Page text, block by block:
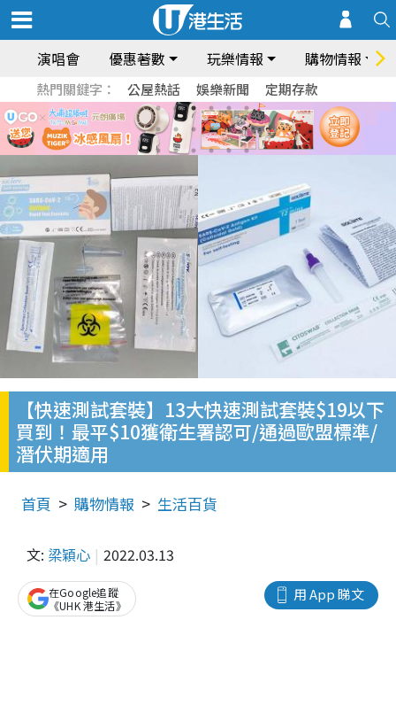
演唱會 優惠著數 玩樂情報 購物情報
熱門關鍵字： 公屋熱話 娛樂新聞 定期存款
【快速測試套裝】13大快速測試套裝$19以下
買到！最平$10獲衛生署認可/通過歐盟標準/
潛伏期適用
首頁 購物情報 生活百貨
文: 梁穎心 2022.03.13
用 App 睇文
在Google追蹤
《UHK 港生活》